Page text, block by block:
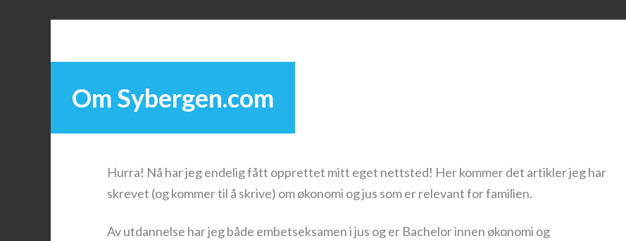
Om Sybergen.com
Hurra! Nå har jeg endelig fått opprettet mitt eget nettsted! Her kommer det artikler jeg har
skrevet (og kommer til å skrive) om økonomi og jus som er relevant for familien.
Av utdannelse har jeg både embetseksamen i jus og er Bachelor innen økonomi og